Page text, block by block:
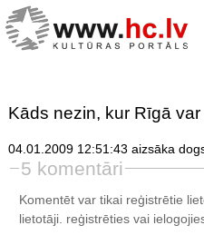
Kāds nezin, kur Rīgā
04.01.2009 12:51:43 aizsāka
5 komentāri
Komentēt var tikai reģistrētie
lietotāji. reģistrētiesvai